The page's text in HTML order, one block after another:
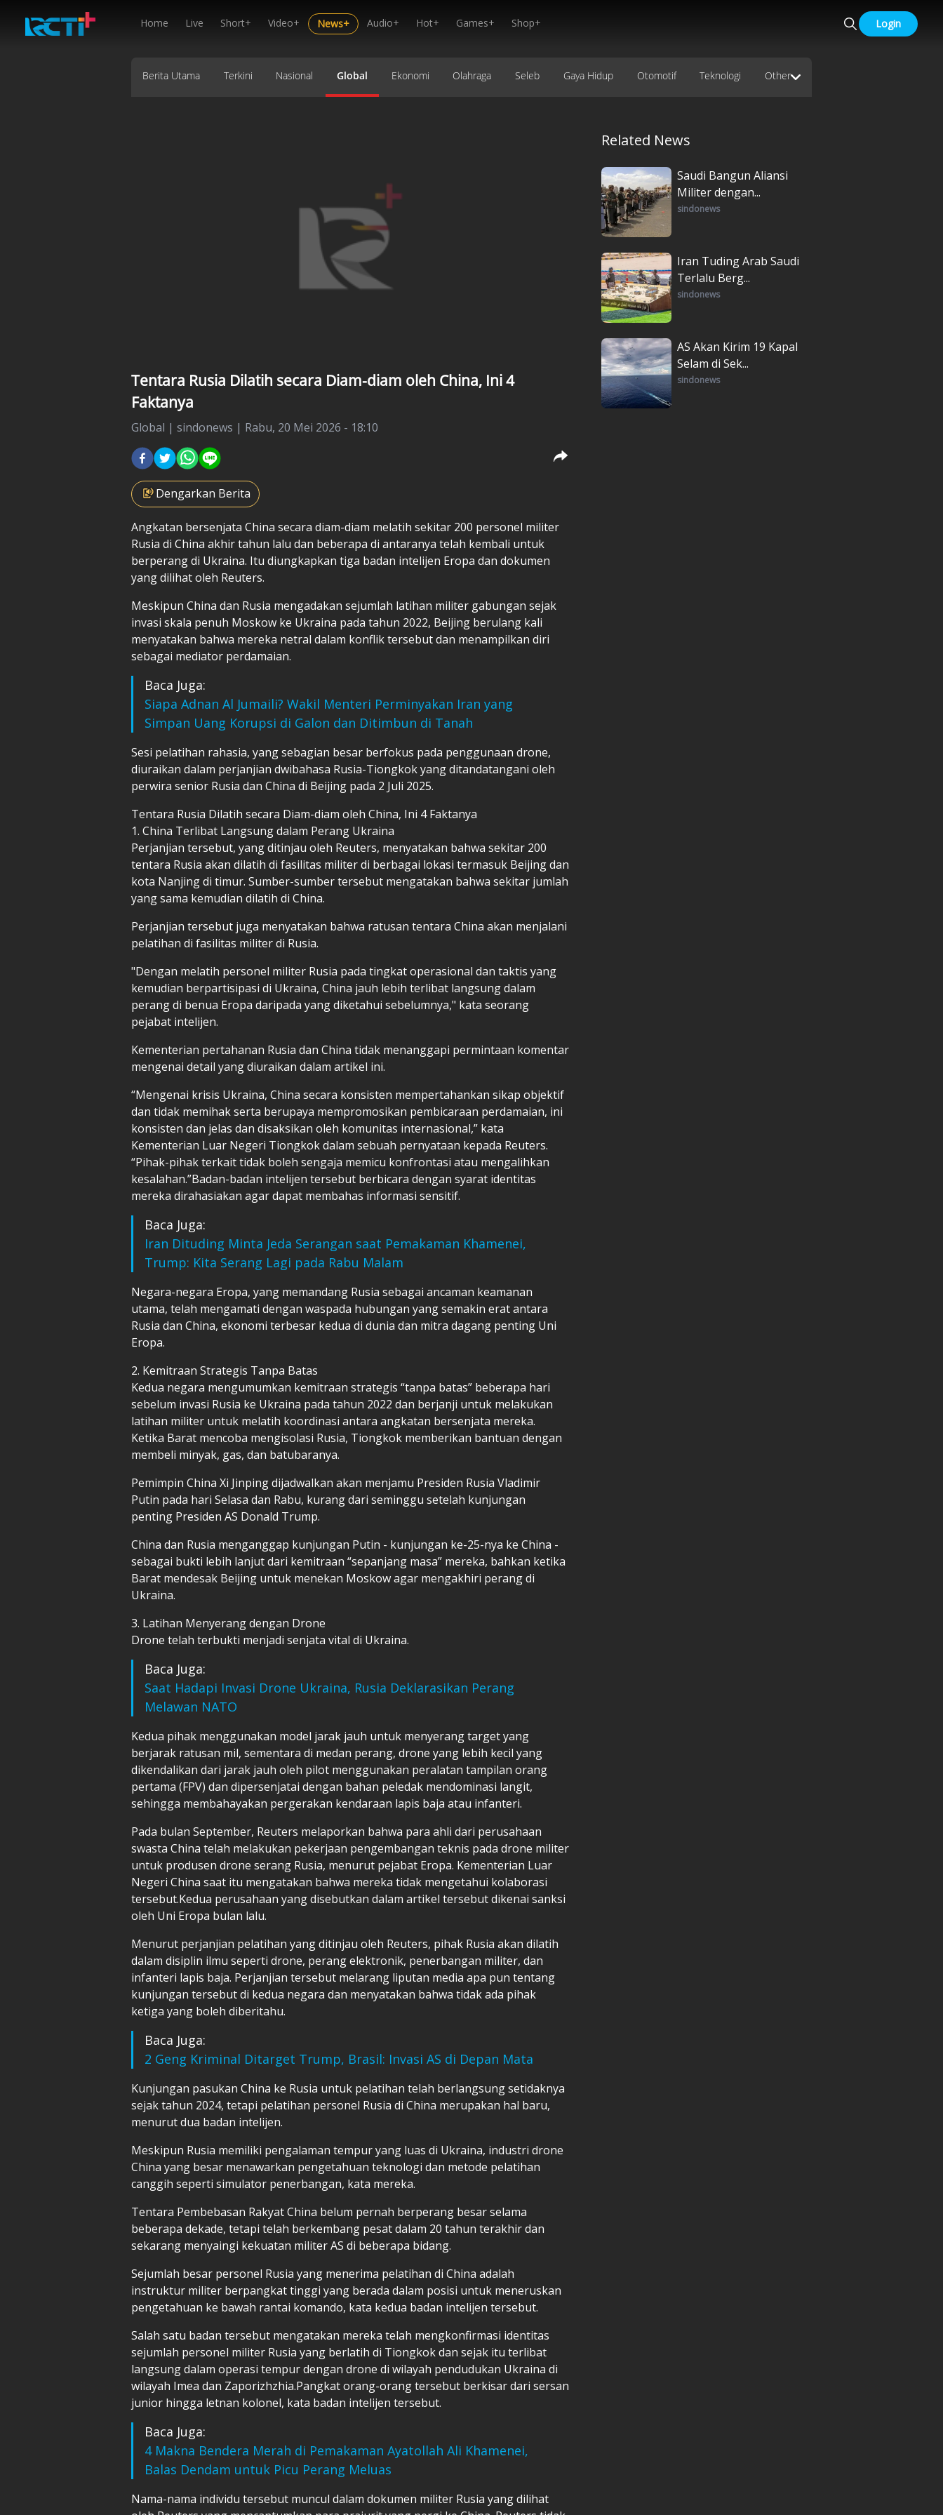
Home Live Short+ Video+ News+ Audio+ Hot+ Games+ Shop+ Login
Berita Utama Terkini Nasional Global Ekonomi Olahraga Seleb Gaya Hidup Otomotif Teknologi Other
Tentara Rusia Dilatih secara Diam-diam oleh China, Ini 4
Faktanya
Global | sindonews | Rabu, 20 Mei 2026 - 18:10
Dengarkan Berita
Angkatan bersenjata China secara diam-diam melatih sekitar 200 personel militer
Rusia di China akhir tahun lalu dan beberapa di antaranya telah kembali untuk
berperang di Ukraina. Itu diungkapkan tiga badan intelijen Eropa dan dokumen
yang dilihat oleh Reuters.
Meskipun China dan Rusia mengadakan sejumlah latihan militer gabungan sejak
invasi skala penuh Moskow ke Ukraina pada tahun 2022, Beijing berulang kali
menyatakan bahwa mereka netral dalam konflik tersebut dan menampilkan diri
sebagai mediator perdamaian.
Baca Juga:
Siapa Adnan Al Jumaili? Wakil Menteri Perminyakan Iran yang
Simpan Uang Korupsi di Galon dan Ditimbun di Tanah
Sesi pelatihan rahasia, yang sebagian besar berfokus pada penggunaan drone,
diuraikan dalam perjanjian dwibahasa Rusia-Tiongkok yang ditandatangani oleh
perwira senior Rusia dan China di Beijing pada 2 Juli 2025.
Tentara Rusia Dilatih secara Diam-diam oleh China, Ini 4 Faktanya
1. China Terlibat Langsung dalam Perang Ukraina
Perjanjian tersebut, yang ditinjau oleh Reuters, menyatakan bahwa sekitar 200
tentara Rusia akan dilatih di fasilitas militer di berbagai lokasi termasuk Beijing dan
kota Nanjing di timur. Sumber-sumber tersebut mengatakan bahwa sekitar jumlah
yang sama kemudian dilatih di China.
Perjanjian tersebut juga menyatakan bahwa ratusan tentara China akan menjalani
pelatihan di fasilitas militer di Rusia.
"Dengan melatih personel militer Rusia pada tingkat operasional dan taktis yang
kemudian berpartisipasi di Ukraina, China jauh lebih terlibat langsung dalam
perang di benua Eropa daripada yang diketahui sebelumnya," kata seorang
pejabat intelijen.
Kementerian pertahanan Rusia dan China tidak menanggapi permintaan komentar
mengenai detail yang diuraikan dalam artikel ini.
“Mengenai krisis Ukraina, China secara konsisten mempertahankan sikap objektif
dan tidak memihak serta berupaya mempromosikan pembicaraan perdamaian, ini
konsisten dan jelas dan disaksikan oleh komunitas internasional,” kata
Kementerian Luar Negeri Tiongkok dalam sebuah pernyataan kepada Reuters.
“Pihak-pihak terkait tidak boleh sengaja memicu konfrontasi atau mengalihkan
kesalahan.”Badan-badan intelijen tersebut berbicara dengan syarat identitas
mereka dirahasiakan agar dapat membahas informasi sensitif.
Baca Juga:
Iran Dituding Minta Jeda Serangan saat Pemakaman Khamenei,
Trump: Kita Serang Lagi pada Rabu Malam
Negara-negara Eropa, yang memandang Rusia sebagai ancaman keamanan
utama, telah mengamati dengan waspada hubungan yang semakin erat antara
Rusia dan China, ekonomi terbesar kedua di dunia dan mitra dagang penting Uni
Eropa.
2. Kemitraan Strategis Tanpa Batas
Kedua negara mengumumkan kemitraan strategis “tanpa batas” beberapa hari
sebelum invasi Rusia ke Ukraina pada tahun 2022 dan berjanji untuk melakukan
latihan militer untuk melatih koordinasi antara angkatan bersenjata mereka.
Ketika Barat mencoba mengisolasi Rusia, Tiongkok memberikan bantuan dengan
membeli minyak, gas, dan batubaranya.
Pemimpin China Xi Jinping dijadwalkan akan menjamu Presiden Rusia Vladimir
Putin pada hari Selasa dan Rabu, kurang dari seminggu setelah kunjungan
penting Presiden AS Donald Trump.
China dan Rusia menganggap kunjungan Putin - kunjungan ke-25-nya ke China -
sebagai bukti lebih lanjut dari kemitraan “sepanjang masa” mereka, bahkan ketika
Barat mendesak Beijing untuk menekan Moskow agar mengakhiri perang di
Ukraina.
3. Latihan Menyerang dengan Drone
Drone telah terbukti menjadi senjata vital di Ukraina.
Baca Juga:
Saat Hadapi Invasi Drone Ukraina, Rusia Deklarasikan Perang
Melawan NATO
Kedua pihak menggunakan model jarak jauh untuk menyerang target yang
berjarak ratusan mil, sementara di medan perang, drone yang lebih kecil yang
dikendalikan dari jarak jauh oleh pilot menggunakan peralatan tampilan orang
pertama (FPV) dan dipersenjatai dengan bahan peledak mendominasi langit,
sehingga membahayakan pergerakan kendaraan lapis baja atau infanteri.
Pada bulan September, Reuters melaporkan bahwa para ahli dari perusahaan
swasta China telah melakukan pekerjaan pengembangan teknis pada drone militer
untuk produsen drone serang Rusia, menurut pejabat Eropa. Kementerian Luar
Negeri China saat itu mengatakan bahwa mereka tidak mengetahui kolaborasi
tersebut.Kedua perusahaan yang disebutkan dalam artikel tersebut dikenai sanksi
oleh Uni Eropa bulan lalu.
Menurut perjanjian pelatihan yang ditinjau oleh Reuters, pihak Rusia akan dilatih
dalam disiplin ilmu seperti drone, perang elektronik, penerbangan militer, dan
infanteri lapis baja. Perjanjian tersebut melarang liputan media apa pun tentang
kunjungan tersebut di kedua negara dan menyatakan bahwa tidak ada pihak
ketiga yang boleh diberitahu.
Baca Juga:
2 Geng Kriminal Ditarget Trump, Brasil: Invasi AS di Depan Mata
Kunjungan pasukan China ke Rusia untuk pelatihan telah berlangsung setidaknya
sejak tahun 2024, tetapi pelatihan personel Rusia di China merupakan hal baru,
menurut dua badan intelijen.
Meskipun Rusia memiliki pengalaman tempur yang luas di Ukraina, industri drone
China yang besar menawarkan pengetahuan teknologi dan metode pelatihan
canggih seperti simulator penerbangan, kata mereka.
Tentara Pembebasan Rakyat China belum pernah berperang besar selama
beberapa dekade, tetapi telah berkembang pesat dalam 20 tahun terakhir dan
sekarang menyaingi kekuatan militer AS di beberapa bidang.
Sejumlah besar personel Rusia yang menerima pelatihan di China adalah
instruktur militer berpangkat tinggi yang berada dalam posisi untuk meneruskan
pengetahuan ke bawah rantai komando, kata kedua badan intelijen tersebut.
Salah satu badan tersebut mengatakan mereka telah mengkonfirmasi identitas
sejumlah personel militer Rusia yang berlatih di Tiongkok dan sejak itu terlibat
langsung dalam operasi tempur dengan drone di wilayah pendudukan Ukraina di
wilayah Imea dan Zaporizhzhia.Pangkat orang-orang tersebut berkisar dari sersan
junior hingga letnan kolonel, kata badan intelijen tersebut.
Baca Juga:
4 Makna Bendera Merah di Pemakaman Ayatollah Ali Khamenei,
Balas Dendam untuk Picu Perang Meluas
Nama-nama individu tersebut muncul dalam dokumen militer Rusia yang dilihat
Related News
Saudi Bangun Aliansi
Militer dengan...
sindonews
Iran Tuding Arab Saudi
Terlalu Berg...
sindonews
AS Akan Kirim 19 Kapal
Selam di Sek...
sindonews